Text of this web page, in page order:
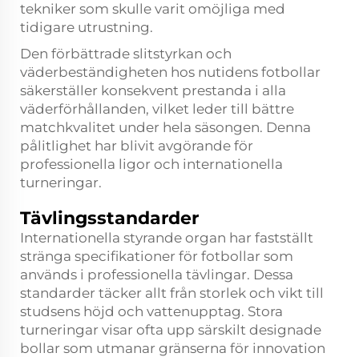
tekniker som skulle varit omöjliga med
tidigare utrustning.
Den förbättrade slitstyrkan och
väderbeständigheten hos nutidens fotbollar
säkerställer konsekvent prestanda i alla
väderförhållanden, vilket leder till bättre
matchkvalitet under hela säsongen. Denna
pålitlighet har blivit avgörande för
professionella ligor och internationella
turneringar.
Tävlingsstandarder
Internationella styrande organ har fastställt
stränga specifikationer för fotbollar som
används i professionella tävlingar. Dessa
standarder täcker allt från storlek och vikt till
studsens höjd och vattenupptag. Stora
turneringar visar ofta upp särskilt designade
bollar som utmanar gränserna för innovation